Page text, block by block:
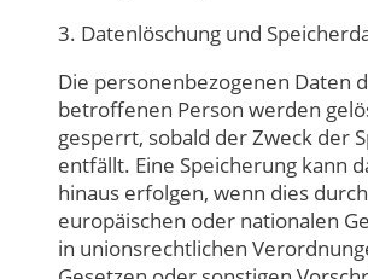
3. Datenlöschung und
Die personenbezogenen Daten
betroffenen Person werden
gesperrt, sobald der Zweck der
entfällt. Eine Speicherung kann
hinaus erfolgen, wenn dies
europäischen oder nationalen
in unionsrechtlichen